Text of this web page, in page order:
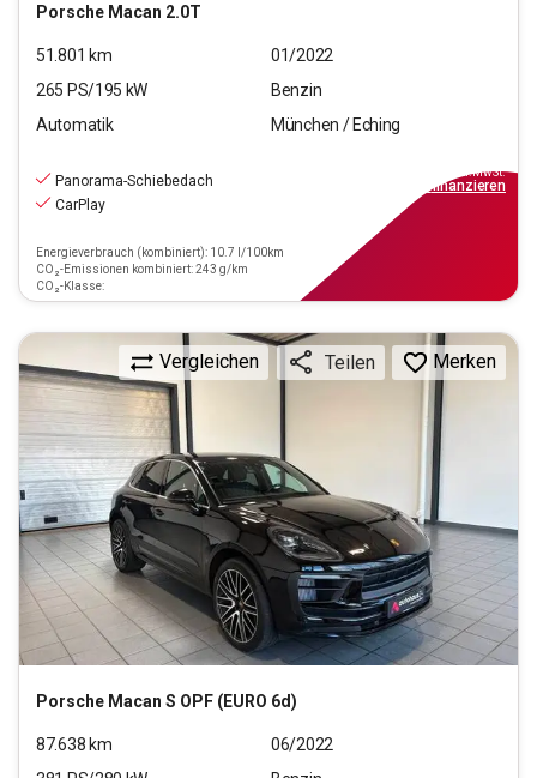
Porsche Macan 2.0T
51.801 km
01/2022
265 PS/195 kW
Benzin
Automatik
München / Eching
Panorama-Schiebedach
CarPlay
Energieverbrauch (kombiniert): 10.7 l/100km
CO₂-Emissionen kombiniert: 243 g/km
CO₂-Klasse:
inkl.MwSt.
finanzieren
Porsche Macan S OPF (EURO 6d)
Vergleichen Teilen Merken
87.638 km
06/2022